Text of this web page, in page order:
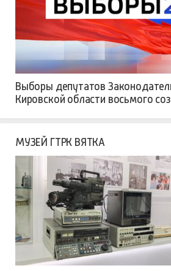
Выборы депутатов
Кировской области восьмого
МУЗЕЙ ГТРК ВЯТКА